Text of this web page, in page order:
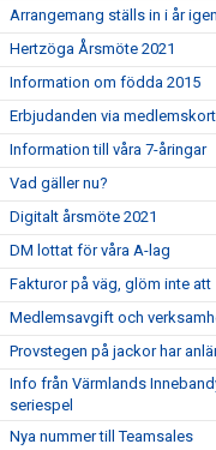
Arrangemang ställs in i år igen
Hertzöga Årsmöte 2021
Information om födda 2015
Erbjudanden via
Information till våra 7-åringar
Vad gäller nu?
Digitalt årsmöte 2021
DM lottat för våra A-lag
Fakturor på väg, glöm inte att
Medlemsavgift och
Provstegen på jackor har
Info från Värmlands
seriespel
Nya nummer till Teamsales